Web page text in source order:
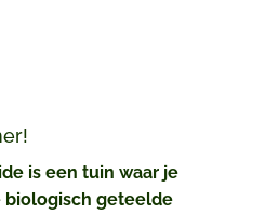
is een tuin waar je
biologisch geteelde